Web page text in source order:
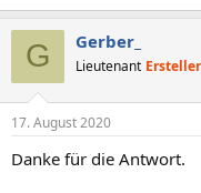
G Gerber_
Lieutenant
17. August 2020
Danke für die Antwort.